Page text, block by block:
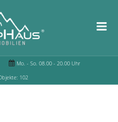
Mo. - So. 08.00 - 20.00 Uhr
102